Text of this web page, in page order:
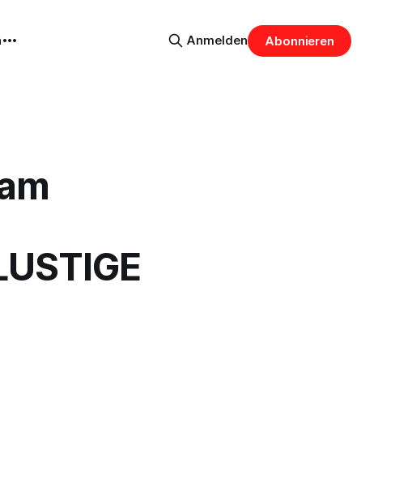
Anmelden Abonnieren